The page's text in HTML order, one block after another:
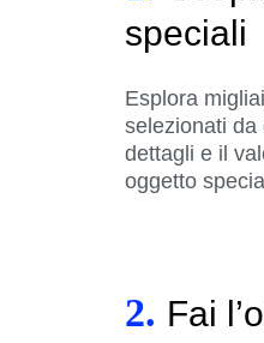
speciali
Esplora
selezionati da
dettagli e il
oggetto
2. Fai